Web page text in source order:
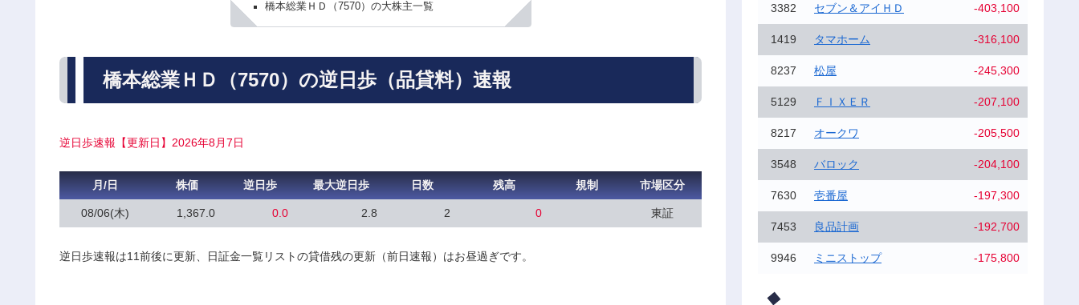
橋本総業ＨＤ（7570）の大株主一覧
橋本総業ＨＤ（7570）の逆日歩（品貸料）速報
逆日歩速報【更新日】2026年8月7日
月/日 株価 逆日歩 最大逆日歩 日数 残高 規制 市場区分
08/06(木) 1,367.0 0.0 2.8 2 0 東証
逆日歩速報は11前後に更新、日証金一覧リストの貸借残の更新（前日速報）はお昼過ぎです。
3382 セブン＆アイＨＤ -403,100
1419 タマホーム -316,100
8237 松屋 -245,300
5129 ＦＩＸＥＲ -207,100
8217 オークワ -205,500
3548 バロック -204,100
7630 壱番屋 -197,300
7453 良品計画 -192,700
9946 ミニストップ -175,800